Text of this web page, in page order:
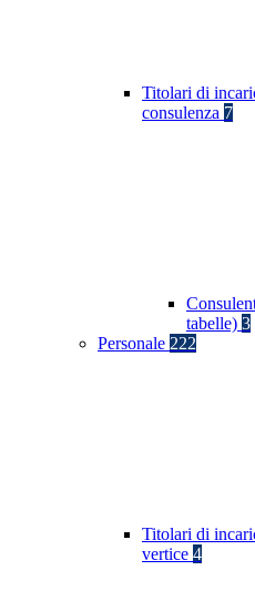
Titolari di
consulenza 7
tabelle) 3
Personale 222
Titolari di
vertice 4